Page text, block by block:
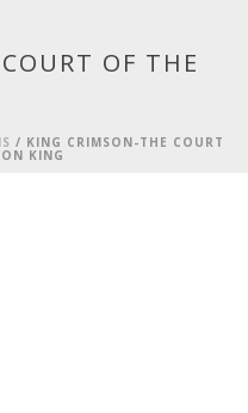
OF THE
/ KING CRIMSON-THE COURT
KING